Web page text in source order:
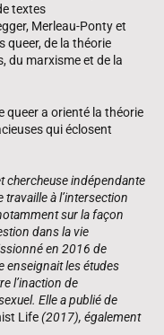
textes
Merleau-Ponty et
queer, de la théorie
du marxisme et de la
queer a orienté la théorie
qui éclosent
chercheuse indépendante
à l’intersection
sur la façon
dans la vie
en 2016 de
enseignait les études
l’inaction de
Elle a publié de
Life(2017), également